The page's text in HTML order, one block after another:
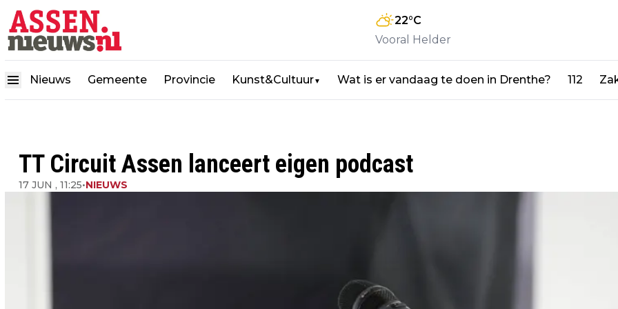
22°C
Vooral Helder
Nieuws Gemeente Provincie Kunst&Cultuur▼ Wat is er vandaag te doen in Drenthe? 112
TT Circuit Assen lanceert eigen podcast
17 JUN , 11:25•NIEUWS